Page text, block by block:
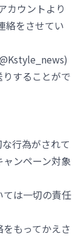
カウントより
絡をさせてい
することがで
行為がされて
ンペーン対象
は一切の責任
もってかえさ